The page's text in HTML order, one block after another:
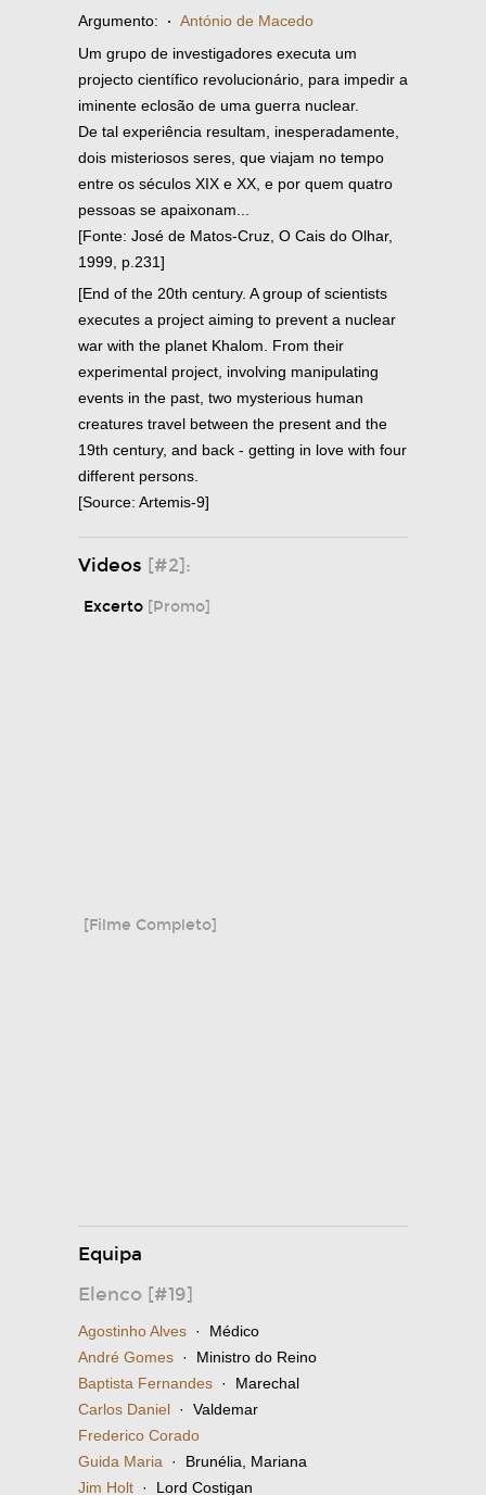
Argumento: · António de Macedo
Um grupo de investigadores executa um
projecto científico revolucionário, para impedir a
iminente eclosão de uma guerra nuclear.
De tal experiência resultam, inesperadamente,
dois misteriosos seres, que viajam no tempo
entre os séculos XIX e XX, e por quem quatro
pessoas se apaixonam...
[Fonte: José de Matos-Cruz, O Cais do Olhar,
1999, p.231]
[End of the 20th century. A group of scientists
executes a project aiming to prevent a nuclear
war with the planet Khalom. From their
experimental project, involving manipulating
events in the past, two mysterious human
creatures travel between the present and the
19th century, and back - getting in love with four
different persons.
[Source: Artemis-9]
Videos [#2]:
Excerto [Promo]
[Filme Completo]
Equipa
Elenco [#19]
Agostinho Alves · Médico
André Gomes · Ministro do Reino
Baptista Fernandes · Marechal
Carlos Daniel · Valdemar
Frederico Corado
Guida Maria · Brunélia, Mariana
Jim Holt · Lord Costigan